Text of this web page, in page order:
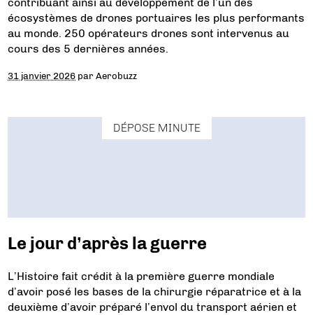
écosystèmes de drones portuaires les plus performants
au monde. 250 opérateurs drones sont intervenus au
cours des 5 dernières années.
31 janvier 2026 parAerobuzz
DÉPOSE MINUTE
Le jour d’après la guerre
L’Histoire fait crédit à la première guerre mondiale
d’avoir posé les bases de la chirurgie réparatrice et à la
deuxième d’avoir préparé l’envol du transport aérien et